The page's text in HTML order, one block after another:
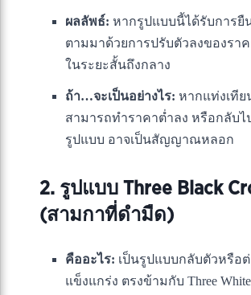
ผลลัพธ์: หากรูปแบบนี้ได้รับการยื
ตามมาด้วยการปรับตัวลงของรา
ในระยะสั้นถึงกลาง
ถ้า…จะเป็นอย่างไร: หากแท่งเทีย
สามารถทำราคาต่ำลง หรือกลับไ
รูปแบบ อาจเป็นสัญญาณหลอก
2. รูปแบบ Three Black
(สามกาที่ดำมืด)
คืออะไร: เป็นรูปแบบกลับตัวหรือ
แข็งแกร่ง ตรงข้ามกับ Three White